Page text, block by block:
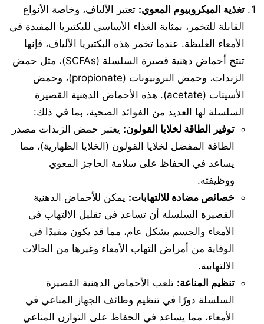
تغذية الميكروبيوم المعوي: تعتبر الألياف، وخاصة الأنواع
القابلة للتخمر، بمثابة الغذاء الأساسي للبكتيريا المفيدة في
الأمعاء الغليظة. عندما تخمر هذه البكتيريا الألياف، فإنها
تنتج أحماض دهنية قصيرة السلسلة (SCFAs)، مثل حمض
الزبدات، وحمض البروبيونات (propionate)، وحمض
الأسيتات (acetate). هذه الأحماض الدهنية القصيرة
السلسلة لها العديد من الفوائد الصحية، بما في ذلك:
توفير الطاقة لخلايا القولون: يعتبر حمض الزبدات مصدر
الطاقة المفضل لخلايا القولون (الخلايا الظهارية)، مما
يساعد في الحفاظ على سلامة الحاجز المعوي
ووظيفته.
خصائص مضادة للالتهابات: يمكن للأحماض الدهنية
القصيرة السلسلة أن تساعد في تقليل الالتهاب في
الأمعاء والجسم بشكل عام، مما قد يكون مفيدًا في
الوقاية من أمراض التهاب الأمعاء وغيرها من الحالات
الالتهابية.
تنظيم المناعة: تلعب الأحماض الدهنية القصيرة
السلسلة دورًا في تنظيم وظائف الجهاز المناعي في
الأمعاء، مما يساعد في الحفاظ على التوازن المناعي